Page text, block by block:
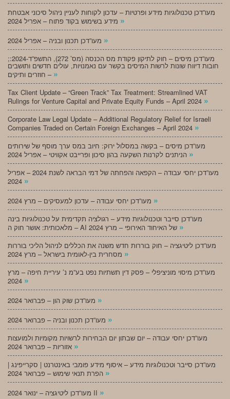
מעו”דכן טכנולוגיות מידע ופרטיות – עדכון לקוחות לעניין ניהול סיכוני אבטחת
»
»
;מעו”דכן מיסים – חוק לתיקון פקודת מס הכנסה (מס’ 272), התשפ”ד-2024:
חובות דיווח שונות לרשות המיסים בקשר עם נאמנויות, עולים חדשים ותושבים
חוזרים ותיקים – »
Tax Client Update – “Green Track” Tax Treatment: Streamlined VAT
Rulings for Venture Capital and Private Equity Funds – April 2024 »
Corporate Law Legal Update – Additional Regulatory Relief for Israeli
Companies Traded on Certain Foreign Exchanges – April 2024 »
מעו”דכן מיסים – בקשה במסלול ירוק: חיוב במס ערך מוסף של שירותים
»
מעו”דכן יחסי עבודה – הקפאה והפחתה של דמי הבראה לשנת 2024 – אפריל
»
»
מעו”דכן סייבר וטכנולוגיות מידע – רגולציה תקדימית על טכנולוגיות בינה
»
מעו”דכן ליטיגציה – חוק בוררות חדש משנה את הכללים לניהול הליכי בוררות
»
מעו”דכן מיסוי מוניציפלי – פסק דין תשתיות נפט בע”מ נ’ עיריית חיפה – מרץ
»
»
»
מעו”דכן יחסי עבודה – יום שבתון יום הבחירות לרשויות מקומיות ולמועצות
»
מעו”דכן סייבר וטכנולוגיות מידע – איסוף מידע פומבי באינטרנט | סקרייפינג |
»
מעו”דכן ליטיגציה – ינואר 2024 II »